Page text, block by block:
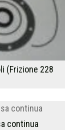
(Frizione 228
continua